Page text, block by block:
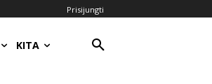
Prisijungti
KITA